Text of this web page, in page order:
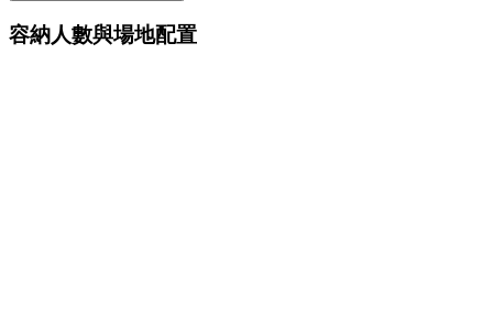
容納人數與場地配置